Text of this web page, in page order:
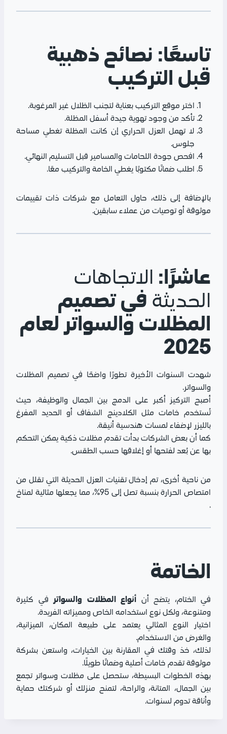
تاسعًا: نصائح ذهبية
قبل التركيب
اختر موقع التركيب بعناية لتجنب الظلال غير المرغوبة.
تأكد من وجود تهوية جيدة أسفل المظلة.
لا تهمل العزل الحراري إن كانت المظلة تغطي مساحة
جلوس.
افحص جودة اللحامات والمسامير قبل التسليم النهائي.
اطلب ضمانًا مكتوبًا يغطي الخامة والتركيب معًا.
بالإضافة إلى ذلك، حاول التعامل مع شركات ذات تقييمات
موثوقة أو توصيات من عملاء سابقين.
عاشرًا: الاتجاهات
الحديثة في تصميم
المظلات والسواتر لعام
2025
شهدت السنوات الأخيرة تطورًا واضحًا في تصميم المظلات
والسواتر.
أصبح التركيز أكبر على الدمج بين الجمال والوظيفة، حيث
تُستخدم خامات مثل الكلادينج الشفاف أو الحديد المفرغ
بالليزر لإضفاء لمسات هندسية أنيقة.
كما أن بعض الشركات بدأت تقدم مظلات ذكية يمكن التحكم
بها عن بُعد لفتحها أو إغلاقها حسب الطقس.
من ناحية أخرى، تم إدخال تقنيات العزل الحديثة التي تقلل من
امتصاص الحرارة بنسبة تصل إلى 95%، مما يجعلها مثالية لمناخ
.
الخاتمة
في الختام، يتضح أن أنواع المظلات والسواتر
في كثيرة
ومتنوعة، ولكل نوع استخدامه الخاص ومميزاته الفريدة.
اختيار النوع المثالي يعتمد على طبيعة المكان، الميزانية،
والغرض من الاستخدام.
لذلك، خذ وقتك في المقارنة بين الخيارات، واستعن بشركة
موثوقة تقدم خامات أصلية وضمانًا طويلًا.
بهذه الخطوات البسيطة، ستحصل على مظلات وسواتر تجمع
بين الجمال، المتانة، والراحة، لتمنح منزلك أو شركتك حماية
وأناقة تدوم لسنوات.